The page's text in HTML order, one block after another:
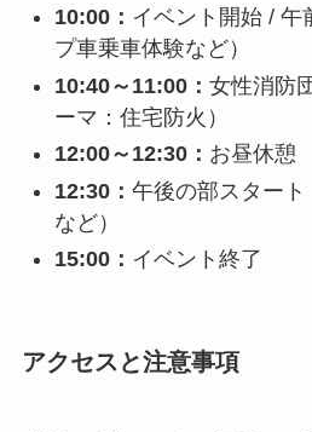
10:00： イベント開始 / 午
プ車乗車体験など）
10:40～11:00： 女性消防
ーマ：住宅防火）
12:00～12:30： お昼休憩
12:30： 午後の部スター
など）
15:00： イベント終了
アクセスと注意事項